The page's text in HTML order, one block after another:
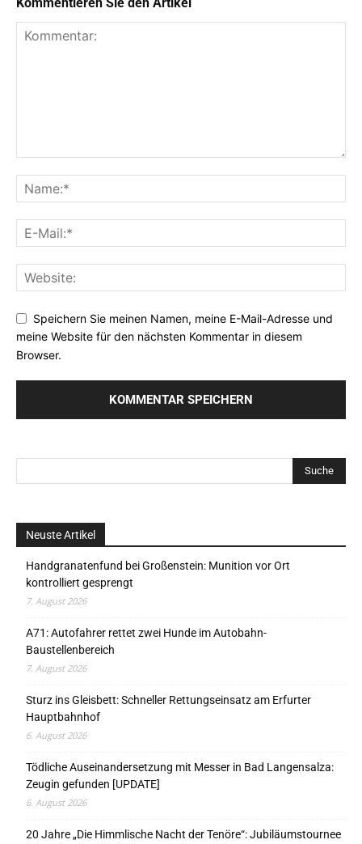
Speichern Sie meinen Namen, meine E-Mail-Adresse und
meine Website für den nächsten Kommentar in diesem
Browser.
Neuste Artikel
Handgranatenfund bei Großenstein: Munition vor Ort
kontrolliert gesprengt
7. August 2026
A71: Autofahrer rettet zwei Hunde im Autobahn-
Baustellenbereich
7. August 2026
Sturz ins Gleisbett: Schneller Rettungseinsatz am Erfurter
Hauptbahnhof
6. August 2026
Tödliche Auseinandersetzung mit Messer in Bad Langensalza:
Zeugin gefunden [UPDATE]
6. August 2026
20 Jahre „Die Himmlische Nacht der Tenöre“: Jubiläumstournee